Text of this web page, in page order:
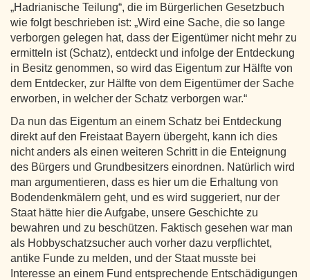
„Hadrianische Teilung“, die im Bürgerlichen Gesetzbuch
wie folgt beschrieben ist: „Wird eine Sache, die so lange
verborgen gelegen hat, dass der Eigentümer nicht mehr zu
ermitteln ist (Schatz), entdeckt und infolge der Entdeckung
in Besitz genommen, so wird das Eigentum zur Hälfte von
dem Entdecker, zur Hälfte von dem Eigentümer der Sache
erworben, in welcher der Schatz verborgen war.“
Da nun das Eigentum an einem Schatz bei Entdeckung
direkt auf den Freistaat Bayern übergeht, kann ich dies
nicht anders als einen weiteren Schritt in die Enteignung
des Bürgers und Grundbesitzers einordnen. Natürlich wird
man argumentieren, dass es hier um die Erhaltung von
Bodendenkmälern geht, und es wird suggeriert, nur der
Staat hätte hier die Aufgabe, unsere Geschichte zu
bewahren und zu beschützen. Faktisch gesehen war man
als Hobbyschatzsucher auch vorher dazu verpflichtet,
antike Funde zu melden, und der Staat musste bei
Interesse an einem Fund entsprechende Entschädigungen